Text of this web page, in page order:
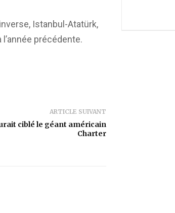
Istanbul-Atatürk,
précédente.
ARTICLE SUIVANT
ciblé le géant américain
Charter